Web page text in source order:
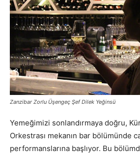
Zanzibar Zorlu Üşengeç Şef Dilek Yeğinsü
Yemeğimizi sonlandırmaya doğru,
Orkestrası mekanın bar bölümünde
performanslarına başlıyor. Bu